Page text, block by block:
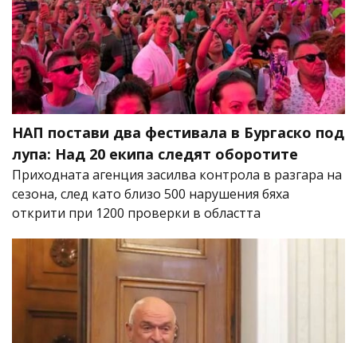
НАП постави два фестивала в Бургаско под
лупа: Над 20 екипа следят оборотите
Приходната агенция засилва контрола в разгара на
сезона, след като близо 500 нарушения бяха
открити при 1200 проверки в областта